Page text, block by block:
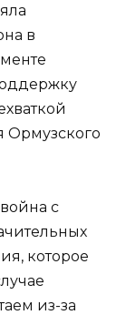
в
Ормузского
с
которое
из-за